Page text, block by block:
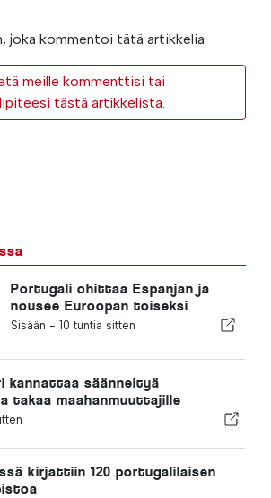
joka kommentoi tätä artikkelia
meille kommenttisi tai
tästä artikkelista.
Portugali ohittaa Espanjan ja
nousee Euroopan toiseksi
suurimmaksi jalkineiden
Sisään - 10 tuntia sitten
kannattaa säänneltyä
takaa maahanmuuttajille
kirjattiin 120 portugalilaisen